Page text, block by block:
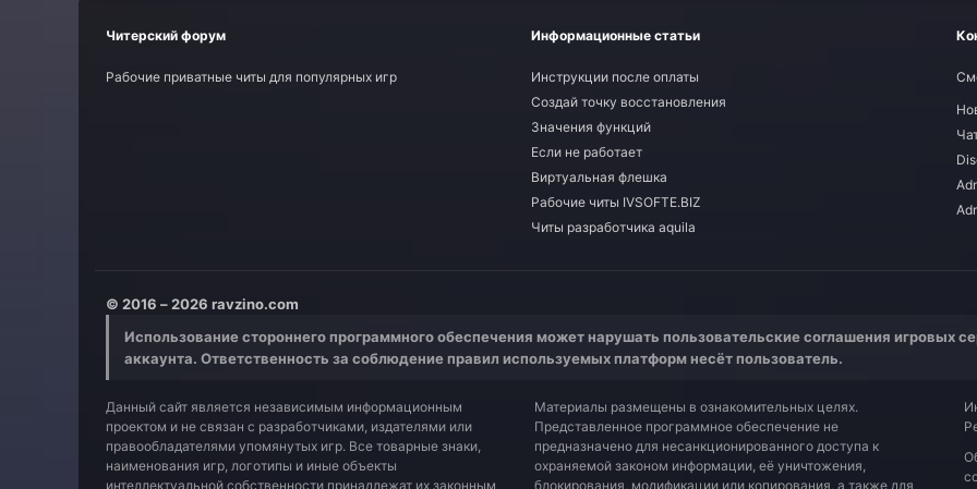
Читерский форум
Рабочие приватные читы для популярных игр
Информационные статьи
Инструкции после оплаты
Создай точку восстановления
Значения функций
Если не работает
Виртуальная флешка
Рабочие читы IVSOFTE.BIZ
Читы разработчика aquila
© 2016 – 2026 ravzino.com
Использование стороннего программного обеспечения может нарушать пользовательские соглашения игровых
аккаунта. Ответственность за соблюдение правил используемых платформ несёт пользователь.
Данный сайт является независимым информационным
проектом и не связан с разработчиками, издателями или
правообладателями упомянутых игр. Все товарные знаки,
наименования игр, логотипы и иные объекты
интеллектуальной собственности принадлежат их законным
Материалы размещены в ознакомительных целях.
Представленное программное обеспечение не
предназначено для несанкционированного доступа к
охраняемой законом информации, её уничтожения,
блокирования, модификации или копирования, а также для